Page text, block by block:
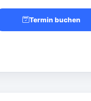
Termin buchen